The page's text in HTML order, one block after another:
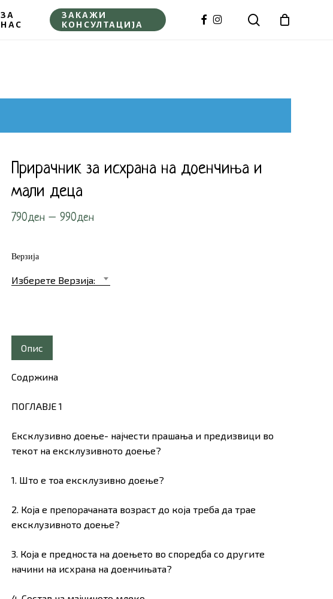
ЗА
НАС
ЗАКАЖИ
КОНСУЛТАЦИЈА
FACEBOOK
INSTAGRAMsearch
Кошничка
Прирачник за исхрана на доенчиња и
мали деца
790ден – 990ден
990ден
Верзија
Изберете Верзија:
Опис
Содржина
ПОГЛАВЈЕ 1
Ексклузивно доење- најчести прашања и предизвици во
текот на ексклузивното доење?
1. Што е тоа ексклузивно доење?
2. Која е препорачаната возраст до која треба да трае
ексклузивното доење?
3. Која е предноста на доењето во споредба со другите
начини на исхрана на доенчињата?